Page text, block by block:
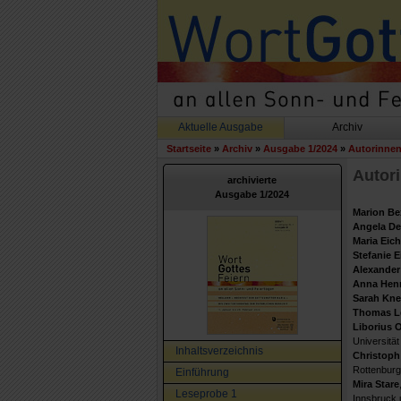
Aktuelle Ausgabe Archiv
Startseite» Archiv» Ausgabe 1/2024»
archivierte
Ausgabe 1/2024
Inhaltsverzeichnis
Einführung
Leseprobe 1
Marion
Angela
Maria
Stefanie
Anna
Sarah
Thomas
Liborius
Mira Stare
Innsbruck